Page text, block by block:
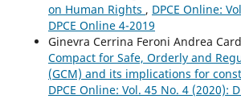
on Human Rights , DPCE Online:
DPCE Online 4-2019
Ginevra Cerrina Feroni Andrea
Compact for Safe, Orderly and
(GCM) and its implications for
DPCE Online: Vol. 45 No. 4 (2020):